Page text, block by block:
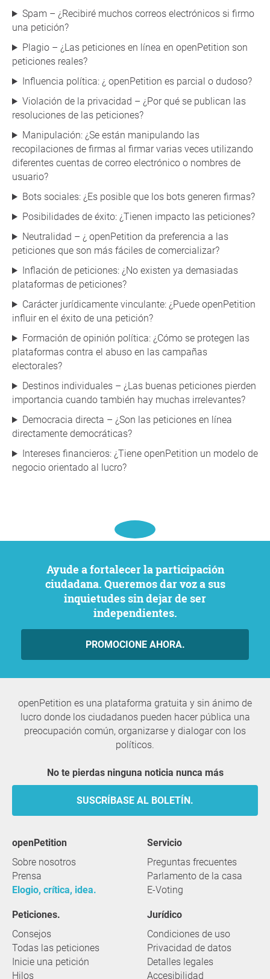
Spam – ¿Recibiré muchos correos electrónicos si firmo
una petición?
Plagio – ¿Las peticiones en línea en openPetition son
peticiones reales?
Influencia política: ¿ openPetition es parcial o dudoso?
Violación de la privacidad – ¿Por qué se publican las
resoluciones de las peticiones?
Manipulación: ¿Se están manipulando las
recopilaciones de firmas al firmar varias veces utilizando
diferentes cuentas de correo electrónico o nombres de
usuario?
Bots sociales: ¿Es posible que los bots generen firmas?
Posibilidades de éxito: ¿Tienen impacto las peticiones?
Neutralidad – ¿ openPetition da preferencia a las
peticiones que son más fáciles de comercializar?
Inflación de peticiones: ¿No existen ya demasiadas
plataformas de peticiones?
Carácter jurídicamente vinculante: ¿Puede openPetition
influir en el éxito de una petición?
Formación de opinión política: ¿Cómo se protegen las
plataformas contra el abuso en las campañas
electorales?
Destinos individuales – ¿Las buenas peticiones pierden
importancia cuando también hay muchas irrelevantes?
Democracia directa – ¿Son las peticiones en línea
directamente democráticas?
Intereses financieros: ¿Tiene openPetition un modelo de
negocio orientado al lucro?
Ayude a fortalecer la participación
ciudadana. Queremos dar voz a sus
inquietudes sin dejar de ser
independientes.
PROMOCIONE AHORA.
openPetition es una plataforma gratuita y sin ánimo de
lucro donde los ciudadanos pueden hacer pública una
preocupación común, organizarse y dialogar con los
políticos.
No te pierdas ninguna noticia nunca más
SUSCRÍBASE AL BOLETÍN.
openPetition
Sobre nosotros
Prensa
Elogio, crítica, idea.
servicio
Preguntas frecuentes
Parlamento de la casa
E-Voting
Peticiones.
Consejos
Todas las peticiones
Inicie una petición
Hilos
Jurídico
Condiciones de uso
Privacidad de datos
Detalles legales
Accesibilidad